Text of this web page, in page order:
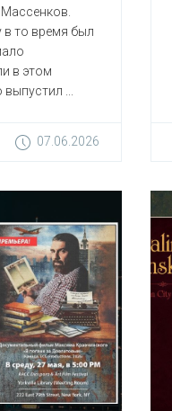
в то время был
в этом
...
07.06.2026